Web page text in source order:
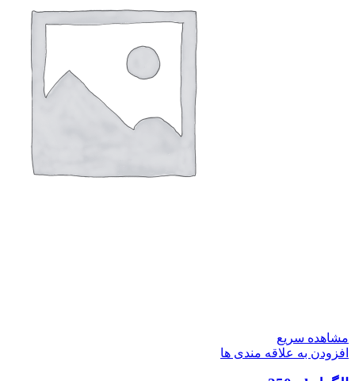
مشاهده سریع
افزودن به علاقه مندی ها